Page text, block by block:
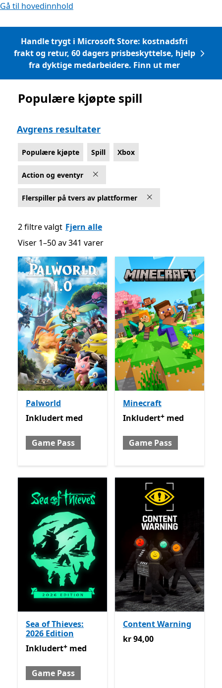
Gå til hovedinnhold
Handle trygt i Microsoft Store: kostnadsfri
frakt og retur, 60 dagers prisbeskyttelse, hjelp
fra dyktige medarbeidere. Finn ut mer
Liste Microsoft.com
Populære kjøpte spill
Avgrens resultater
Populære kjøpte Spill Xbox
Action og eventyr
Flerspiller på tvers av plattformer
2 filtre valgt Fjern alle
Viser 1–50 av 341 varer
Viser 1–50 av 341 varer
Palworld
Inkludert med Game Pass
Inkludert med
Game Pass
Minecraft
Inkludert med Game Pass
Inkludert+ med
Game Pass
Sea of Thieves:
2026 Edition
Inkludert med Game Pass
Inkludert+ med
Game Pass
Content Warning
kr 94,00
kr 94,00